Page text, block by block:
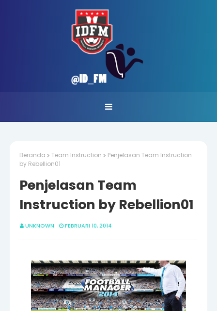
Beranda Team Instruction
Penjelasan Team Instruction
by Rebellion01
Penjelasan Team
Instruction by Rebellion01
UNKNOWN FEBRUARI 10, 2014